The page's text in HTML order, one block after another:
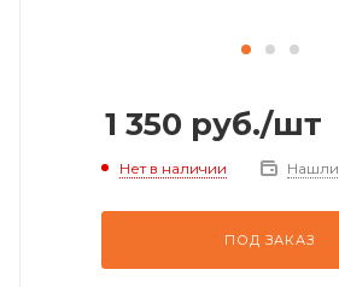
1 350 руб./шт
Нет в наличии
ПОД ЗАКАЗ